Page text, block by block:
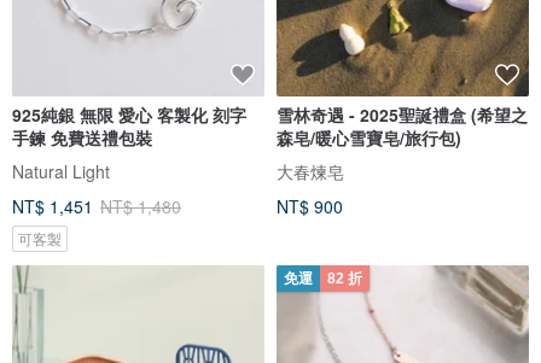
925純銀 無限 愛心 客製化 刻字
手鍊 免費送禮包裝
Natural Light
NT$ 1,451 NT$ 1,480
可客製
雪林奇遇 - 2025聖誕禮盒 (希望之
森皂/暖心雪寶皂/旅行包)
大春煉皂
NT$ 900
免運 82 折